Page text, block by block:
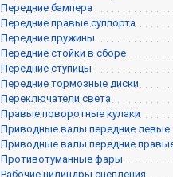
Передние бампера
Передние правые суппорта
Передние пружины
Передние стойки в сборе
Передние ступицы
Передние тормозные диски
Переключатели света
Правые поворотные кулаки
Приводные валы передние левые
Приводные валы передние
Противотуманные фары
Рабочие цилиндры сцепления